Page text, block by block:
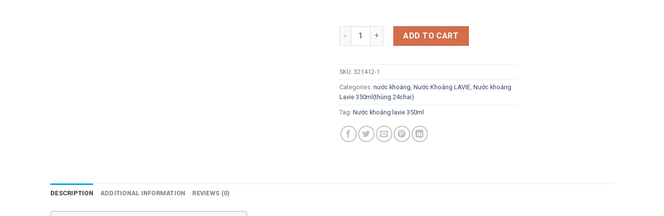
Nước khoáng lavie 350ml(thùng 24 chai) quantity
ADD TO CART
SKU: 321412-1
Categories: nước khoáng Nước Khoáng LAVIE Nước khoáng
Lavie 350ml(thùng 24chai)
Tag: Nước khoáng lavie 350ml
DESCRIPTION ADDITIONAL INFORMATION REVIEWS (0)